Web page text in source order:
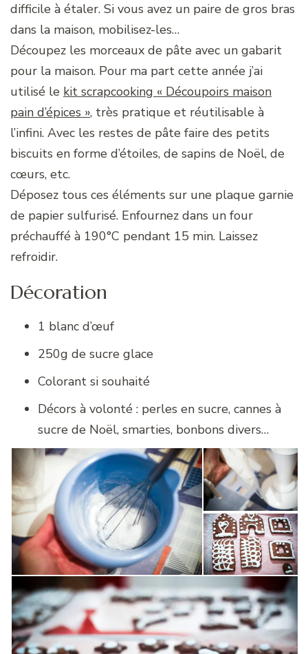
difficile à étaler. Si vous avez un paire de gros bras
dans la maison, mobilisez-les…
Découpez les morceaux de pâte avec un gabarit
pour la maison. Pour ma part cette année j’ai
utilisé le kit scrapcooking « Découpoirs maison
pain d’épices », très pratique et réutilisable à
l’infini. Avec les restes de pâte faire des petits
biscuits en forme d’étoiles, de sapins de Noël, de
cœurs, etc.
Déposez tous ces éléments sur une plaque garnie
de papier sulfurisé. Enfournez dans un four
préchauffé à 190°C pendant 15 min. Laissez
refroidir.
Décoration
1 blanc d’œuf
250g de sucre glace
Colorant si souhaité
Décors à volonté : perles en sucre, cannes à
sucre de Noël, smarties, bonbons divers…